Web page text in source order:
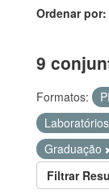
Ordenar por
9
Formatos:
Laboratórios
Graduação
Filtrar